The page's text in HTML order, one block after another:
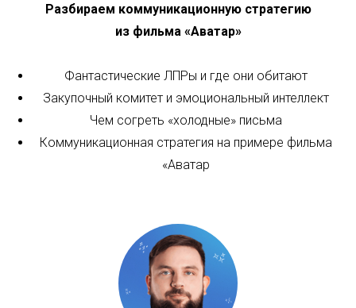
Разбираем коммуникационную стратегию
из фильма «Аватар»
Фантастические ЛПРы и где они обитают
Закупочный комитет и эмоциональный интеллект
Чем согреть «холодные» письма
Коммуникационная стратегия на примере фильма
«Аватар